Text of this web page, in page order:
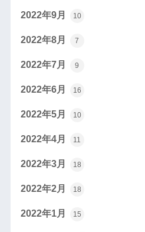
2022年9月 10
2022年8月 7
2022年7月 9
2022年6月 16
2022年5月 10
2022年4月 11
2022年3月 18
2022年2月 18
2022年1月 15